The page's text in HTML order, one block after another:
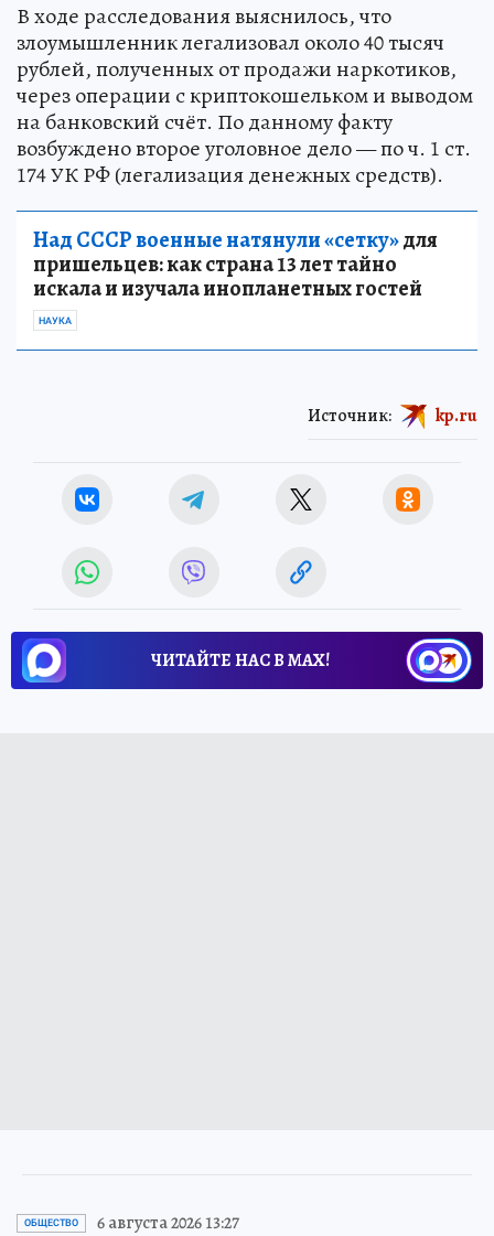
В ходе расследования выяснилось, что
злоумышленник легализовал около 40 тысяч
рублей, полученных от продажи наркотиков,
через операции с криптокошельком и выводом
на банковский счёт. По данному факту
возбуждено второе уголовное дело — по ч. 1 ст.
174 УК РФ (легализация денежных средств).
Над СССР военные натянули «сетку»для
пришельцев: как страна 13 лет тайно
искала и изучала инопланетных гостей
НАУКА
Источник: kp.ru
ЧИТАЙТЕ НАС В МАХ!
ОБЩЕСТВО 6 августа 2026 13:27